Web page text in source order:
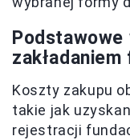
Koszty zakupu
takie jak
rejestracji